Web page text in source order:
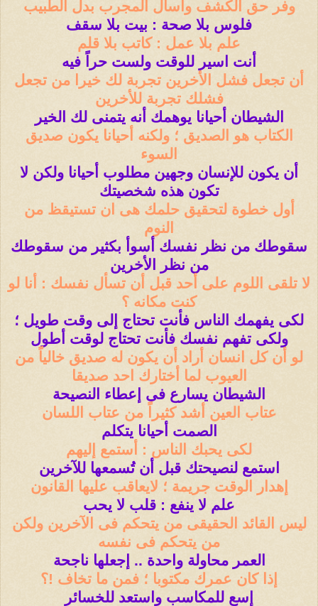
وفر حق الكشف واسأل المجرب بدل الطبيب
فلوس بلا صحة : بيت بلا سقف
علم بلا عمل : كاتب بلا قلم
أنت اسير للوقت ولست حراً فيه
أن تجعل فشل الأخرين تجربة لك خيرا من تجعل
فشلك تجربة للأخرين
الشيطان أحيانا يوهمك أنه يتمنى لك الخير
الكتاب هو الصديق ؛ ولكنه أحيانا يكون صديق
السوء
أن يكون للإنسان وجهين مطلوب أحيانا ولكن لا
تكون هذه شخصيتك
أول خطوة لتحقيق حلمك هى ان تستيقظ من
النوم
سقوطك من نظر نفسك أسوأ بكثير من سقوطك
من نظر الأخرين
لا تلقى اللوم على أحد قبل أن تسأل نفسك : أنا لو
كنت مكانه ؟
لكى يفهمك الناس فأنت تحتاج إلى وقت طويل ؛
ولكى تفهم نفسك فأنت تحتاج لوقت أطول
لو أن كل انسان أراد أن يكون له صديق خالياً من
العيوب لما أختارك احد صديقا
الشيطان يسارع فى إعطاء النصيحة
عتاب العين أشد كثيراً من عتاب اللسان
الصمت أحيانا يتكلم
لكى يحبك الناس : أستمع إليهم
استمع لنصيحتك قبل أن تُسمعها للآخرين
إهدار الوقت جريمة ؛ لايعاقب عليها القانون
علم لا ينفع : قلب لا يحب
ليس القائد الحقيقى من يتحكم فى الآخرين ولكن
من يتحكم فى نفسه
العمر محاولة واحدة .. إجعلها ناجحة
إذا كان عمرك مكتوبا ؛ فمن ما تخاف !؟
إسع للمكاسب واستعد للخسائر